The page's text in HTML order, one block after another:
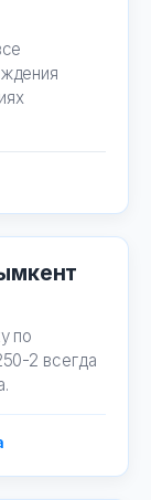
по
2 всегда